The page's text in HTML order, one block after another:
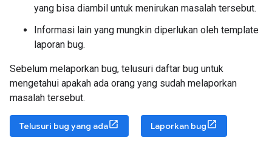
yang bisa diambil untuk menirukan masalah tersebut.
Informasi lain yang mungkin diperlukan oleh template
laporan bug.
Sebelum melaporkan bug, telusuri daftar bug untuk
mengetahui apakah ada orang yang sudah melaporkan
masalah tersebut.
Telusuri bug yang ada Laporkan bug